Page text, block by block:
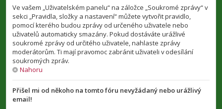
Ve vašem „Uživatelském panelu“ na záložce „Soukromé zprávy“ v
sekci „Pravidla, složky a nastavení“ můžete vytvořit pravidlo,
pomocí kterého budou zprávy od určeného uživatele nebo
uživatelů automaticky smazány. Pokud dostáváte urážlivé
soukromé zprávy od určitého uživatele, nahlaste zprávy
moderátorům. Ti mají pravomoc zabránit uživateli v odesílání
soukromých zpráv.
Nahoru
Přišel mi od někoho na tomto fóru nevyžádaný nebo urážlivý
email!